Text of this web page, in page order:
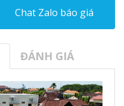
Chat Zalo báo giá
ĐÁNH GIÁ